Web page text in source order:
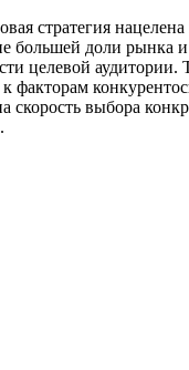
стратегия
большей доли рынка
целевой аудитории.
факторам
скорость выбора